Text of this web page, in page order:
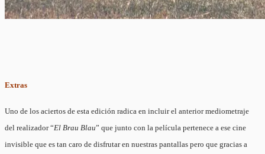
Extras
Uno de los aciertos de esta edición radica en incluir el anterior mediometraje
del realizador “El Brau Blau” que junto con la película pertenece a ese cine
invisible que es tan caro de disfrutar en nuestras pantallas pero que gracias a